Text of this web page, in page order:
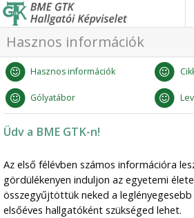
Hasznos információk
Hasznos információk
Gólyatábor
Üdv a BME GTK-n!
Az első félévben számos információra
gördülékenyen induljon az egyetemi
összegyűjtöttük neked a
elsőéves hallgatóként szükséged lehet.